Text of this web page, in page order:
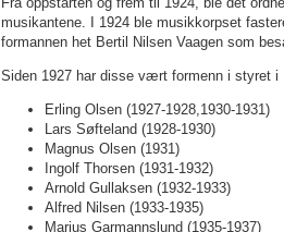
musikantene. I 1924 ble musikkorpset
formannen het Bertil Nilsen Vaagen som
Siden 1927 har disse vært formenn i styret i
Erling Olsen (1927-1928,1930-1931)
Lars Søfteland (1928-1930)
Magnus Olsen (1931)
Ingolf Thorsen (1931-1932)
Arnold Gullaksen (1932-1933)
Alfred Nilsen (1933-1935)
Marius Garmannslund (1935-1937)